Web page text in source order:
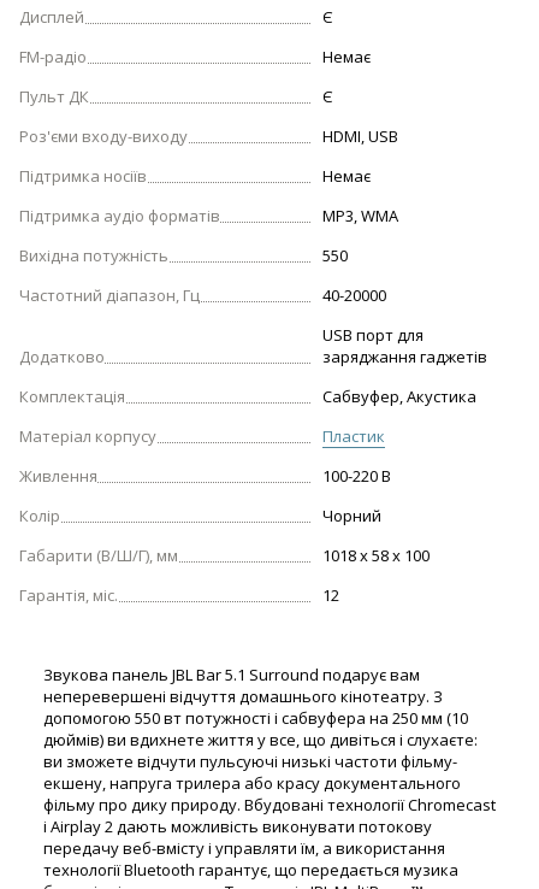
Дисплей
Є
FM-радіо
Немає
Пульт ДК
Є
Роз'єми входу-виходу
HDMI, USB
Підтримка носіїв
Немає
Підтримка аудіо форматів
MP3, WMA
Вихідна потужність
550
Частотний діапазон, Гц
40-20000
Додатково
USB порт для
заряджання гаджетів
Комплектація
Сабвуфер, Акустика
Матеріал корпусу
Пластик
Живлення
100-220 В
Колір
Чорний
Габарити (В/Ш/Г), мм
1018 х 58 х 100
Гарантія, міс.
12
Звукова панель JBL Bar 5.1 Surround подарує вам
неперевершені відчуття домашнього кінотеатру. З
допомогою 550 вт потужності і сабвуфера на 250 мм (10
дюймів) ви вдихнете життя у все, що дивіться і слухаєте:
ви зможете відчути пульсуючі низькі частоти фільму-
екшену, напруга трилера або красу документального
фільму про дику природу. Вбудовані технології Chromecast
і Airplay 2 дають можливість виконувати потокову
передачу веб-вмісту і управляти їм, а використання
технології Bluetooth гарантує, що передається музика